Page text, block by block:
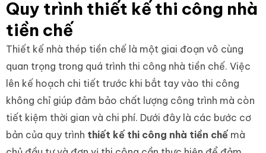
Quy trình thiết kế thi công nhà
tiền chế
Thiết kế nhà thép tiền chế là một giai đoạn vô cùng
quan trọng trong quá trình thi công nhà tiền chế. Việc
lên kế hoạch chi tiết trước khi bắt tay vào thi công
không chỉ giúp đảm bảo chất lượng công trình mà còn
tiết kiệm thời gian và chi phí. Dưới đây là các bước cơ
bản của quy trình thiết kế thi công nhà tiền chế mà